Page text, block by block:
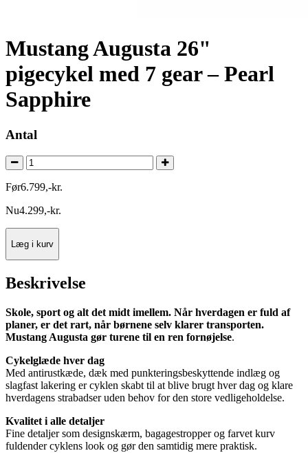
Mustang Augusta 26"
pigecykel med 7 gear – Pearl
Sapphire
Antal
Før6.799,-kr.
Nu4.299,-kr.
Læg i kurv
Beskrivelse
Skole, sport og alt det midt imellem. Når hverdagen er fuld af
planer, er det rart, når børnene selv klarer transporten.
Mustang Augusta gør turene til en ren fornøjelse.
Cykelglæde hver dag
Med antirustkæde, dæk med punkteringsbeskyttende indlæg og
slagfast lakering er cyklen skabt til at blive brugt hver dag og klare
hverdagens strabadser uden behov for den store vedligeholdelse.
Kvalitet i alle detaljer
Fine detaljer som designskærm, bagagestropper og farvet kurv
fuldender cyklens look og gør den samtidig mere praktisk.